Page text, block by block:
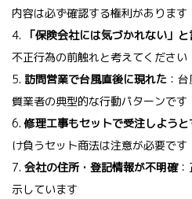
内容は必ず確認する権利があります
4.
「保険会社には気づかれない」と
不正行為の前触れと考えてください
5. 訪問営業で台風直後に現れた ：
質業者の典型的な行動パターンです
6.修理工事もセットで受注しようと
け負うセット商法は注意が必要です
7. 会社の住所・登記情報が不明確：
示しています